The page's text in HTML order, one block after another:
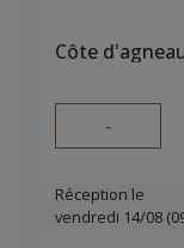
Côte
-
Réception le
vendredi 14/08